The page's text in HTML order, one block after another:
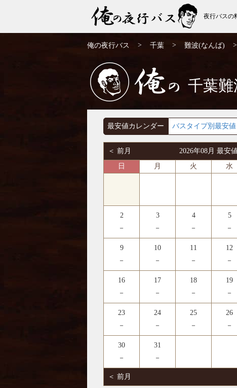
ス | 俺の夜行バス
夜行バスの
俺の夜行バス > 千葉 > 難波(なんば) >
俺の
千葉
最安値カレンダー バスタイプ別最安値
＜ 前月 2026年08月 最安
日
月 火 水
2
－
3
－
4
－
5
－
9
－
10
－
11
－
12
－
16
－
17
－
18
－
19
－
23
－
24
－
25
－
26
－
30
－
31
－
＜ 前月